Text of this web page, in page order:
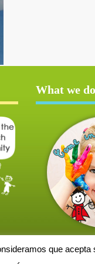
What we do
que acepta